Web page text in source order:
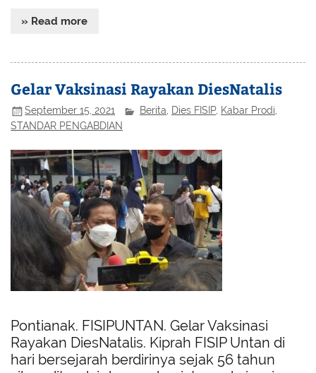
» Read more
Gelar Vaksinasi Rayakan DiesNatalis
September 15, 2021 Berita Dies FISIP, Kabar Prodi
STANDAR PENGABDIAN
Pontianak. FISIPUNTAN. Gelar Vaksinasi
Rayakan DiesNatalis. Kiprah FISIP Untan di
hari bersejarah berdirinya sejak 56 tahun